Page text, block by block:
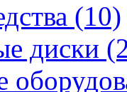
(10)
диски